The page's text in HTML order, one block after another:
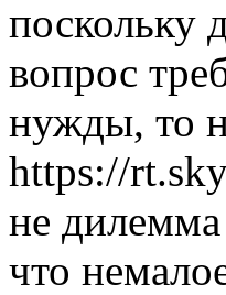
поскольку
вопрос
нужды, то
https://
не дилемма
что